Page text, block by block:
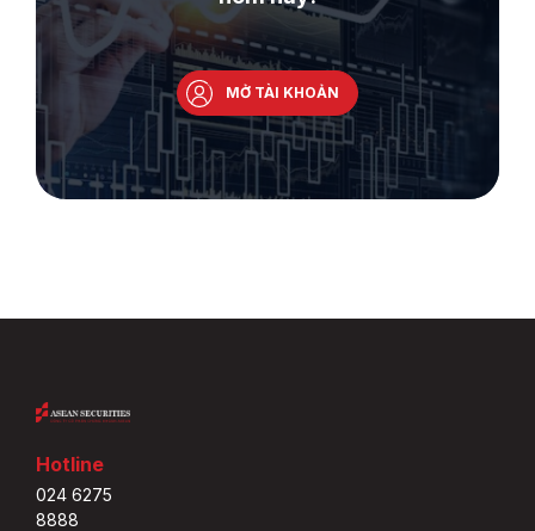
MỞ TÀI KHOẢN
Hotline
024 6275
8888